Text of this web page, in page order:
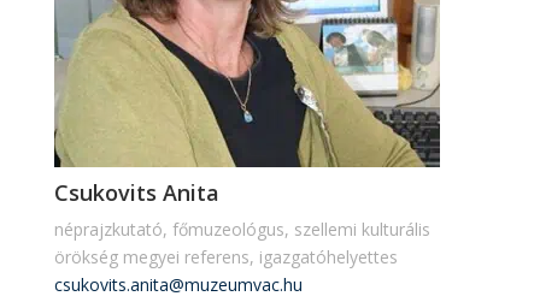
Csukovits Anita
néprajzkutató, főmuzeológus, szellemi kulturális
örökség megyei referens, igazgatóhelyettes
csukovits.anita@muzeumvac.hu